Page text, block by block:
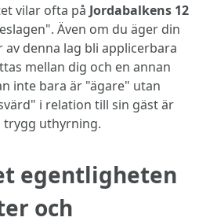
vilar ofta på Jordabalkens 12
Även om du äger din
denna lag bli applicerbara
mellan dig och en annan
inte bara är "ägare" utan
i relation till sin gäst är
trygg uthyrning.
egentligheten
och